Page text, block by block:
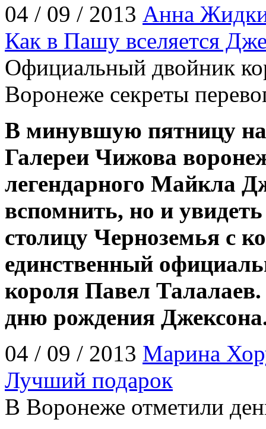
04 / 09 / 2013 Анна
Как в Пашу вселяется
Официальный двойник
Воронеже секреты
В минувшую пятницу
Галереи Чижова
легендарного Майкла
вспомнить, но и
столицу Черноземья с
единственный
короля Павел
дню рождения
04 / 09 / 2013 Марина
Лучший подарок
В Воронеже отметили